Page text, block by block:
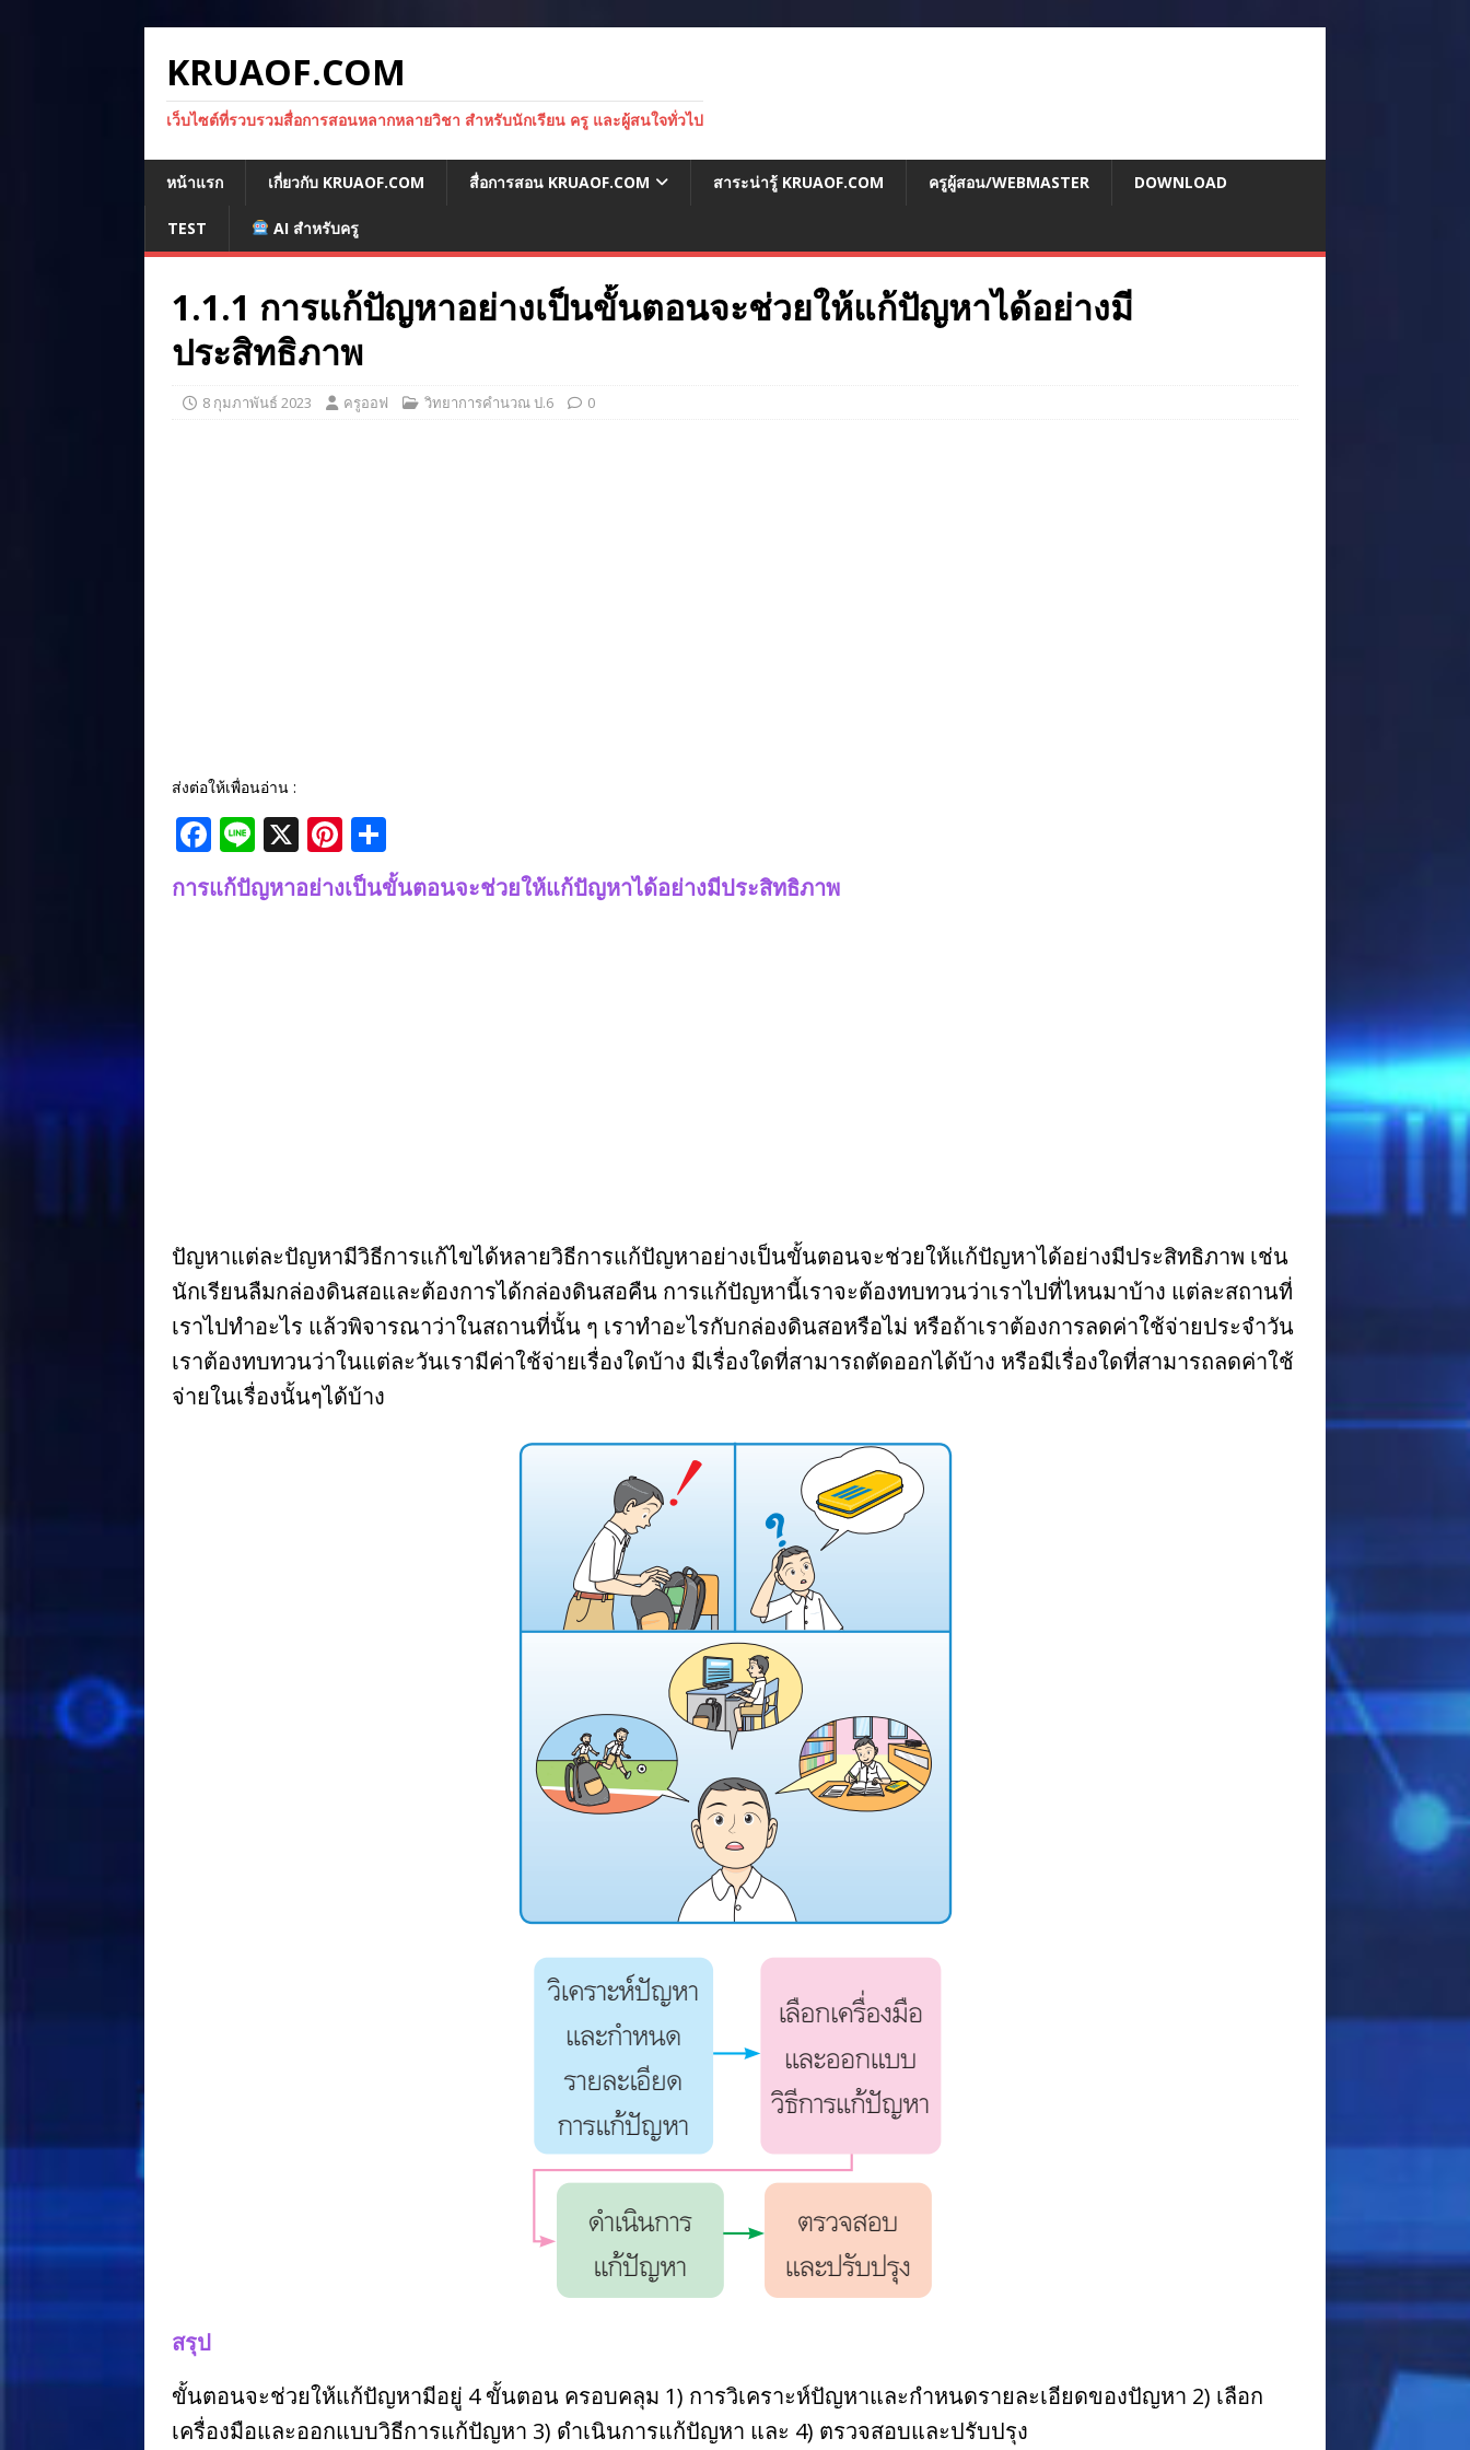
KRUAOF.COM
เว็บไซต์ที่รวบรวมสื่อการสอนหลากหลายวิชา สำหรับนักเรียน ครู และผู้สนใจทั่วไป
หน้าแรก เกี่ยวกับ KRUAOF.COM สื่อการสอน KRUAOF.COM สาระน่ารู้ KRUAOF.COM ครูผู้สอน/WEBMASTER DOWNLOAD
TEST AI สำหรับครู
1.1.1 การแก้ปัญหาอย่างเป็นขั้นตอนจะช่วยให้แก้ปัญหาได้อย่างมี
ประสิทธิภาพ
8 กุมภาพันธ์ 2023 ครูออฟ วิทยาการคำนวณ ป.6 0
ส่งต่อให้เพื่อนอ่าน :
F
a
c
Li
n
e
X Pi
n
te
h
ar
การแก้ปัญหาอย่างเป็นขั้นตอนจะช่วยให้แก้ปัญหาได้อย่างมีประสิทธิภาพ
ปัญหาแต่ละปัญหามีวิธีการแก้ไขได้หลายวิธีการแก้ปัญหาอย่างเป็นขั้นตอนจะช่วยให้แก้ปัญหาได้อย่างมีประสิทธิภาพ เช่น
นักเรียนลืมกล่องดินสอและต้องการได้กล่องดินสอคืน การแก้ปัญหานี้เราจะต้องทบทวนว่าเราไปที่ไหนมาบ้าง แต่ละสถานที่
เราไปทำอะไร แล้วพิจารณาว่าในสถานที่นั้น ๆ เราทำอะไรกับกล่องดินสอหรือไม่ หรือถ้าเราต้องการลดค่าใช้จ่ายประจำวัน
เราต้องทบทวนว่าในแต่ละวันเรามีค่าใช้จ่ายเรื่องใดบ้าง มีเรื่องใดที่สามารถตัดออกได้บ้าง หรือมีเรื่องใดที่สามารถลดค่าใช้
จ่ายในเรื่องนั้นๆได้บ้าง
สรุป
ขั้นตอนจะช่วยให้แก้ปัญหามีอยู่ 4 ขั้นตอน ครอบคลุม 1) การวิเคราะห์ปัญหาและกำหนดรายละเอียดของปัญหา 2) เลือก
เครื่องมือและออกแบบวิธีการแก้ปัญหา 3) ดำเนินการแก้ปัญหา และ 4) ตรวจสอบและปรับปรุง